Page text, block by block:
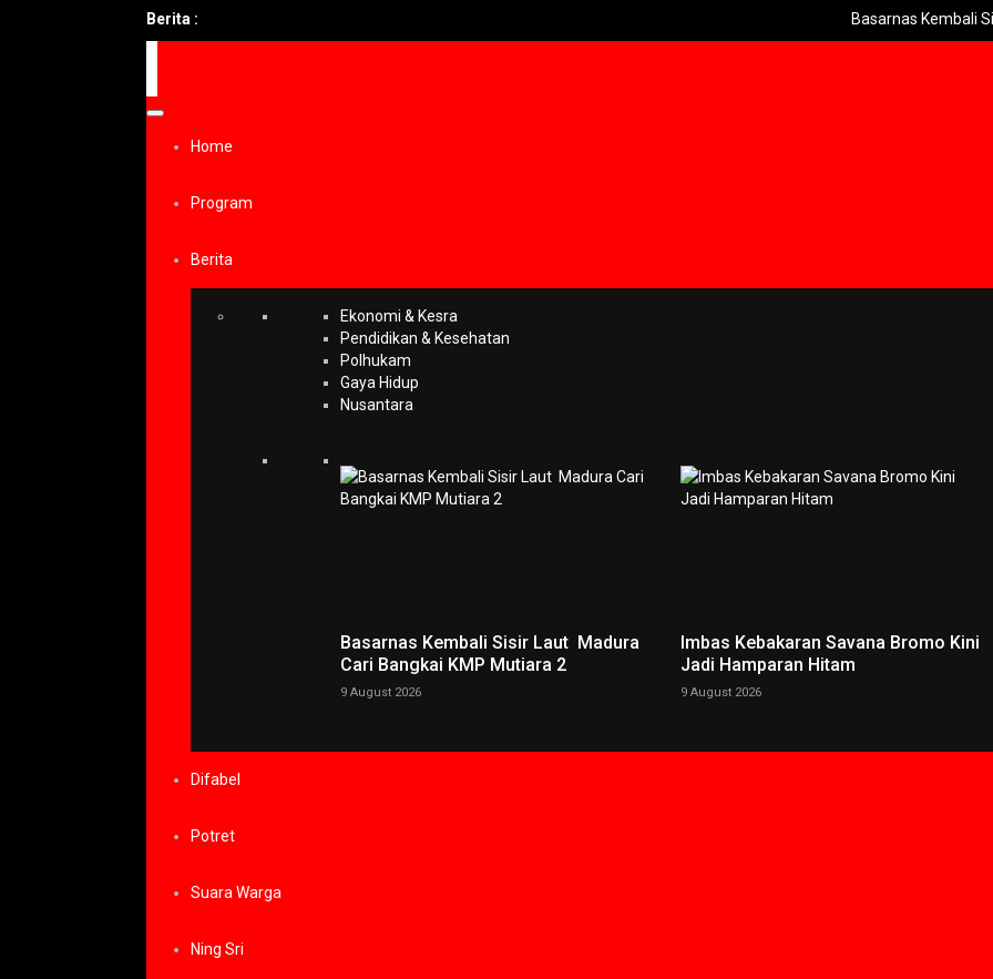
Berita : Basarnas Kembali Sisir
Home
Program
Berita
Ekonomi & Kesra
Pendidikan & Kesehatan
Polhukam
Gaya Hidup
Nusantara
Basarnas Kembali Sisir Laut Madura
Cari Bangkai KMP Mutiara 2
9 August 2026
Imbas Kebakaran Savana Bromo Kini
Jadi Hamparan Hitam
9 August 2026
Difabel
Potret
Suara Warga
Ning Sri